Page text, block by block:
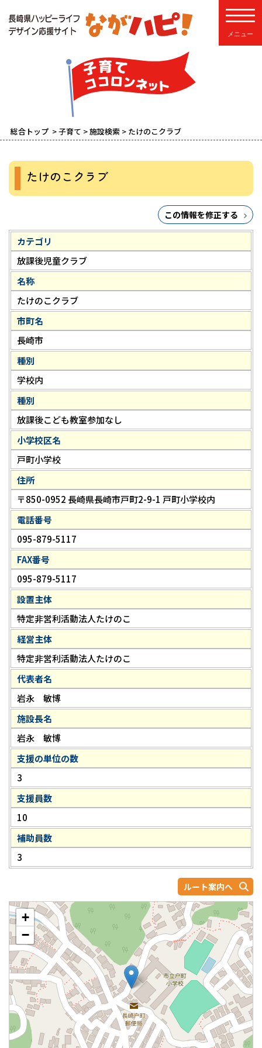
総合トップ >子育て >施設検索 > たけのこクラブ
たけのこクラブ
この情報を修正する
カテゴリ
放課後児童クラブ
名称
たけのこクラブ
市町名
長崎市
種別
学校内
種別
放課後こども教室参加なし
小学校区名
戸町小学校
住所
〒850-0952 長崎県長崎市戸町2-9-1 戸町小学校内
電話番号
095-879-5117
FAX番号
095-879-5117
設置主体
特定非営利活動法人たけのこ
経営主体
特定非営利活動法人たけのこ
代表者名
岩永 敏博
施設長名
岩永 敏博
支援の単位の数
3
支援員数
10
補助員数
3
ルート案内へ
+
−